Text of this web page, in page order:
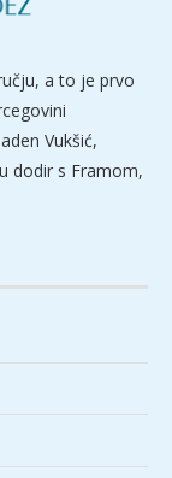
a to je prvo
Vukšić,
dodir s Framom,